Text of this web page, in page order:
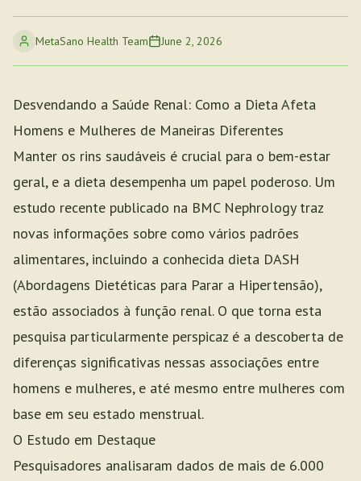
MetaSano Health Team June 2, 2026
Desvendando a Saúde Renal: Como a Dieta Afeta
Homens e Mulheres de Maneiras Diferentes
Manter os rins saudáveis é crucial para o bem-estar
geral, e a dieta desempenha um papel poderoso. Um
estudo recente publicado na BMC Nephrology traz
novas informações sobre como vários padrões
alimentares, incluindo a conhecida dieta DASH
(Abordagens Dietéticas para Parar a Hipertensão),
estão associados à função renal. O que torna esta
pesquisa particularmente perspicaz é a descoberta de
diferenças significativas nessas associações entre
homens e mulheres, e até mesmo entre mulheres com
base em seu estado menstrual.
O Estudo em Destaque
Pesquisadores analisaram dados de mais de 6.000